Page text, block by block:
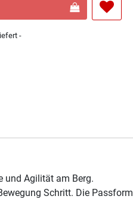
-
und Agilität am Berg.
Schritt. Die Passform